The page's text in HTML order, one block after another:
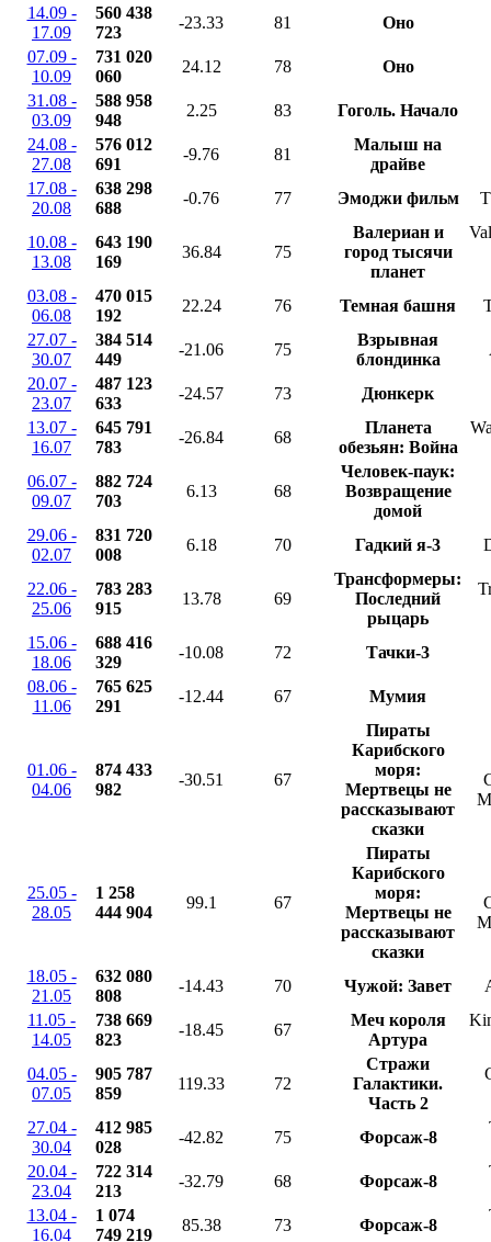
14.09 -
17.09
560 438
723
-23.33 81
Оно
07.09 -
10.09
731 020
060
24.12 78
Оно
31.08 -
03.09
588 958
948
2.25 83
Гоголь. Начало
24.08 -
27.08
576 012
691
-9.76 81
Малыш на
драйве
17.08 -
20.08
638 298
688
-0.76 77 Эмоджи фильм
10.08 -
13.08
643 190
169
36.84 75
Валериан и
город тысячи
планет
03.08 -
06.08
470 015
192
22.24 76 Темная башня
27.07 -
30.07
384 514
449
-21.06 75
Взрывная
блондинка
20.07 -
23.07
487 123
633
-24.57 73
Дюнкерк
13.07 -
16.07
645 791
783
-26.84 68
Планета
обезьян: Война
06.07 -
09.07
882 724
703
6.13 68
Человек-паук:
Возвращение
домой
29.06 -
02.07
831 720
008
6.18 70 Гадкий я-3
22.06 -
25.06
783 283
915
13.78 69
Трансформеры:
Последний
рыцарь
15.06 -
18.06
688 416
329
-10.08 72
Тачки-3
08.06 -
11.06
765 625
291
-12.44 67 Мумия
01.06 -
04.06
874 433
982
-30.51 67
Пираты
Карибского
моря:
Мертвецы не
рассказывают
сказки
25.05 -
28.05
1 258
444 904
99.1 67
Пираты
Карибского
моря:
Мертвецы не
рассказывают
сказки
18.05 -
21.05
632 080
808
-14.43 70 Чужой: Завет
11.05 -
14.05
738 669
823
-18.45 67
Меч короля
Артура
04.05 -
07.05
905 787
859
119.33 72
Стражи
Галактики.
Часть 2
27.04 -
30.04
412 985
028
-42.82 75 Форсаж-8
20.04 -
23.04
722 314
213
-32.79 68 Форсаж-8
13.04 -
16.04
1 074
749 219
85.38 73 Форсаж-8